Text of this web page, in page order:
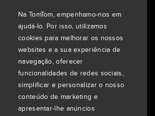
Empresa
Clientes
Sala de redação
Eventos
Notícias
Investidores
7th item
Routing
9th item of footer
Na TomTom, empenhamo-nos em
ajudá-lo. Por isso, utilizamos
cookies para melhorar os nossos
websites e a sua experiência de
navegação, oferecer
funcionalidades de redes sociais,
simplificar e personalizar o nosso
conteúdo de marketing e
apresentar-lhe anúncios